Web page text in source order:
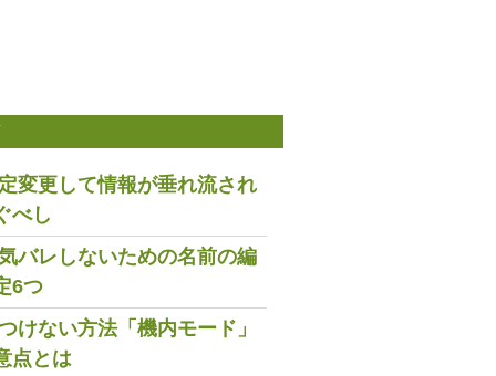
変更して情報が垂れ流され
べし
バレしないための名前の編
6つ
けない方法「機内モード」
点とは